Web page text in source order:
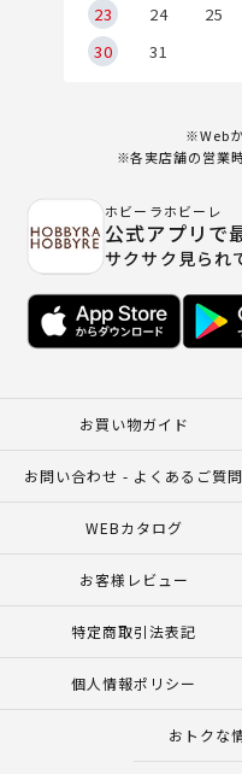
23
24 25
30
31
※Web
※各実店舗の営業
ホビーラホビーレ
公式アプリで
サクサク見られ
お買い物ガイド
お問い合わせ - よくあるご質問
WEBカタログ
お客様レビュー
特定商取引法表記
個人情報ポリシー
おトクな